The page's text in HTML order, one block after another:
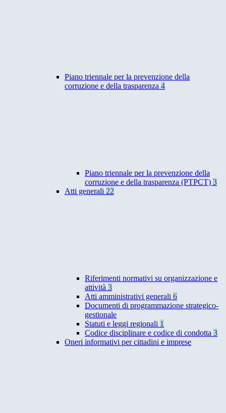
Piano triennale per la prevenzione della
corruzione e della trasparenza 4
Piano triennale per la prevenzione della
corruzione e della trasparenza (PTPCT) 3
Atti generali 22
Riferimenti normativi su organizzazione e
attività 3
Atti amministrativi generali 6
Documenti di programmazione strategico-
gestionale
Statuti e leggi regionali 1
Codice disciplinare e codice di condotta 3
Oneri informativi per cittadini e imprese